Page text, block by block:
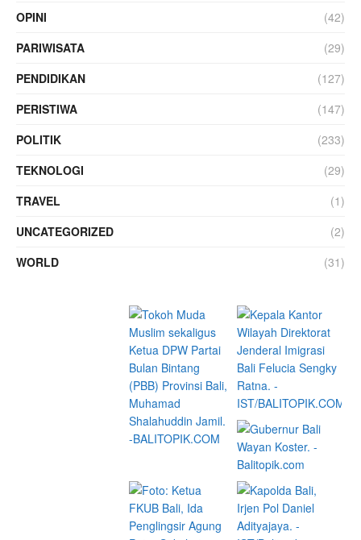
OPINI
(42)
PARIWISATA
(29)
PENDIDIKAN
(127)
PERISTIWA
(147)
POLITIK
(233)
TEKNOLOGI
(29)
TRAVEL
(1)
UNCATEGORIZED
(2)
WORLD
(31)